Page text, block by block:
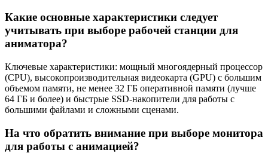
Какие основные характеристики следует
учитывать при выборе рабочей станции для
аниматора?
Ключевые характеристики: мощный многоядерный процессор
(CPU), высокопроизводительная видеокарта (GPU) с большим
объемом памяти, не менее 32 ГБ оперативной памяти (лучше
64 ГБ и более) и быстрые SSD-накопители для работы с
большими файлами и сложными сценами.
На что обратить внимание при выборе монитора
для работы с анимацией?